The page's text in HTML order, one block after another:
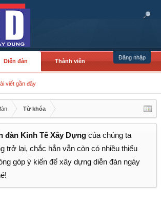
Đăng nhập
Diễn đàn
viết gần đây
Thành viên
Từ khóa
đàn Kinh Tế Xây Dựng của chúng ta
trở lại, chắc hẳn vẫn còn có nhiều thiếu
góp ý kiến để xây dựng diễn đàn ngày